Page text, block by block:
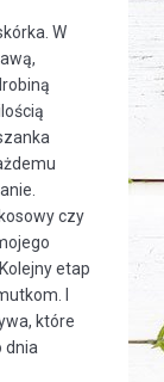
W
czy
etap
I
które
dnia